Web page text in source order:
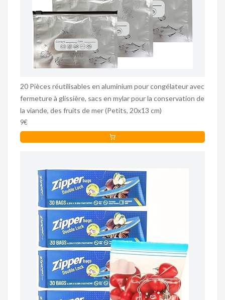
20 Pièces réutilisables en aluminium pour congélateur avec
fermeture à glissière, sacs en mylar pour la conservation de
la viande, des fruits de mer (Petits, 20x13 cm)
9€